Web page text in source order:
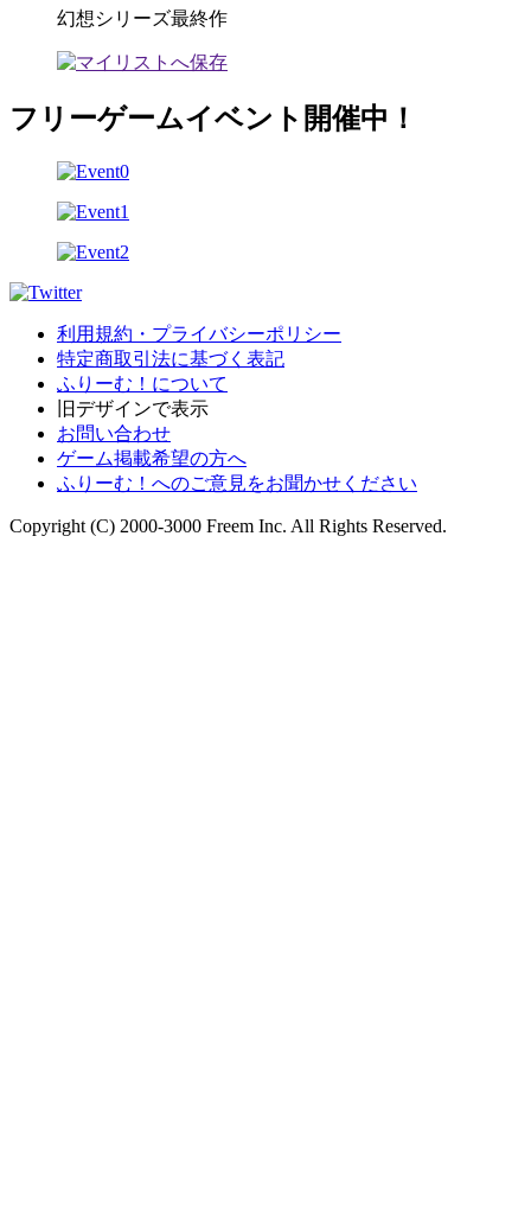
幻想シリーズ最終作
フリーゲームイベント開催中！
利用規約・プライバシーポリシー
特定商取引法に基づく表記
ふりーむ！について
旧デザインで表示
お問い合わせ
ゲーム掲載希望の方へ
ふりーむ！へのご意見をお聞かせください
Copyright (C) 2000-3000 Freem Inc. All Rights Reserved.